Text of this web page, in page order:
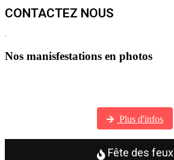
CONTACTEZ NOUS
Nos manisfestations en photos
Plus d'infos
Fête des feux